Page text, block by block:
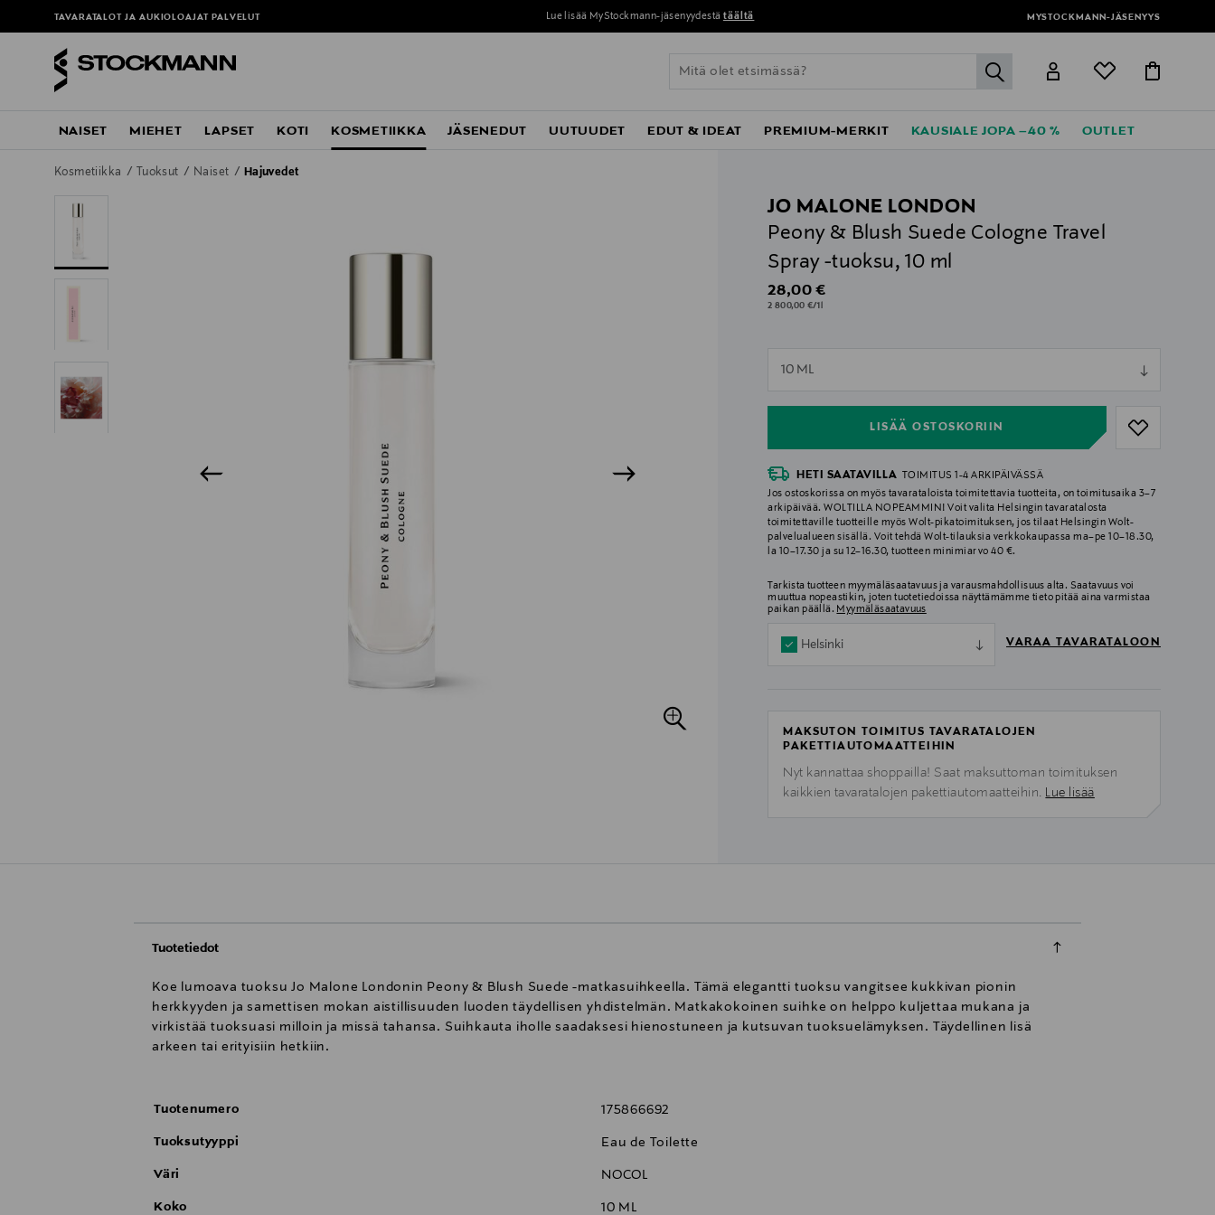
TAVARATALOT JA AUKIOLOAJAT PALVELUT Lue lisää MyStockmann-jäsenyydestä täältä MYSTOCKMANN-JÄSENYYS
label.header.go
NAISET MIEHET LAPSET KOTI KOSMETIIKKA JÄSENEDUT UUTUUDET EDUT & IDEAT PREMIUM-MERKIT KAUSIALE JOPA –40 % OUTLET
Kosmetiikka Tuoksut Naiset Hajuvedet
JO MALONE LONDON
Peony & Blush Suede Cologne Travel
Spray -tuoksu, 10 ml
Original Price
28,00 €
2 800,00 €/1l
10 ML
LISÄÄ OSTOSKORIIN
null
HETI SAATAVILLA
TOIMITUS 1-4 ARKIPÄIVÄSSÄ
Jos ostoskorissa on myös tavarataloista toimitettavia tuotteita, on toimitusaika 3–7
arkipäivää. WOLTILLA NOPEAMMIN! Voit valita Helsingin tavaratalosta
toimitettaville tuotteille myös Wolt-pikatoimituksen, jos tilaat Helsingin Wolt-
palvelualueen sisällä. Voit tehdä Wolt-tilauksia verkkokaupassa ma–pe 10–18.30,
la 10–17.30 ja su 12–16.30, tuotteen minimiarvo 40 €.
Tarkista tuotteen myymäläsaatavuus ja varausmahdollisuus alta. Saatavuus voi
muuttua nopeastikin, joten tuotetiedoissa näyttämämme tieto pitää aina varmistaa
paikan päällä. Myymäläsaatavuus
Helsinki VARAA TAVARATALOON
MAKSUTON TOIMITUS TAVARATALOJEN
PAKETTIAUTOMAATTEIHIN
Nyt kannattaa shoppailla! Saat maksuttoman toimituksen
kaikkien tavaratalojen pakettiautomaatteihin. Lue lisää
Tuotetiedot
Koe lumoava tuoksu Jo Malone Londonin Peony & Blush Suede -matkasuihkeella. Tämä elegantti tuoksu vangitsee kukkivan pionin
herkkyyden ja samettisen mokan aistillisuuden luoden täydellisen yhdistelmän. Matkakokoinen suihke on helppo kuljettaa mukana ja
virkistää tuoksuasi milloin ja missä tahansa. Suihkauta iholle saadaksesi hienostuneen ja kutsuvan tuoksuelämyksen. Täydellinen lisä
arkeen tai erityisiin hetkiin.
Tuotenumero 175866692
Tuoksutyyppi Eau de Toilette
Väri NOCOL
Koko 10 ML